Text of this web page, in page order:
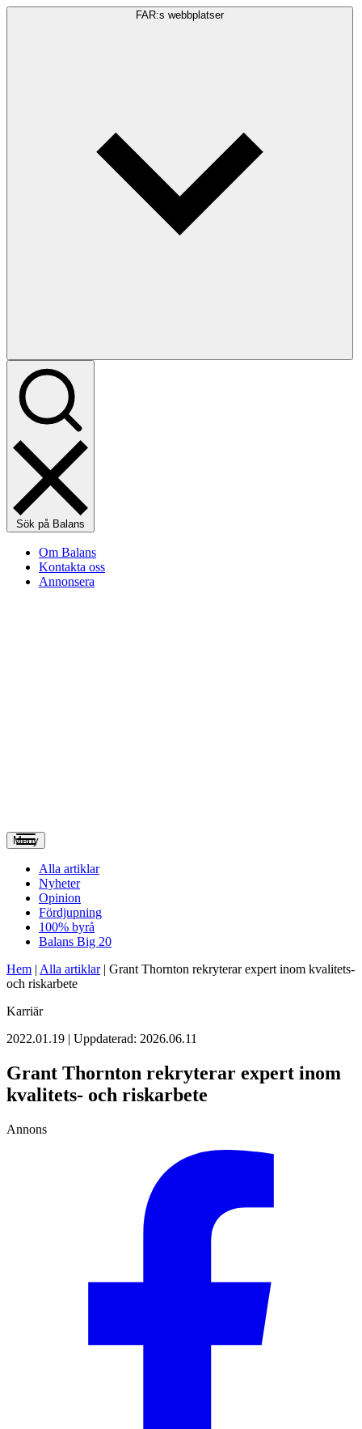
FAR:s webbplatser
Sök på Balans
Om Balans
Kontakta oss
Annonsera
Meny
Alla artiklar
Nyheter
Opinion
Fördjupning
100% byrå
Balans Big 20
Hem | Alla artiklar| Grant Thornton rekryterar expert inom kvalitets-
och riskarbete
Karriär
2022.01.19 | Uppdaterad: 2026.06.11
Grant Thornton rekryterar expert inom
kvalitets- och riskarbete
Annons